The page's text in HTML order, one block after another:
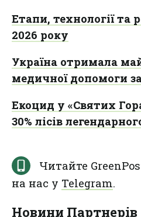
Етапи, технології та
2026 року
Україна отримала
медичної допомоги
Екоцид у «Святих
30% лісів
Читайте
на нас у Telegram.